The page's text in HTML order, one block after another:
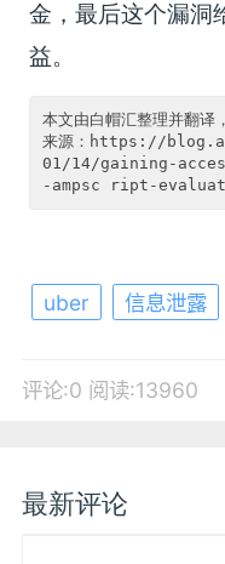
金，最后这个漏洞
益。
本文由白帽汇整理并翻译
来源：https://
01/14/gaining-
uber 信息泄露
评论:0 阅读:13960
最新评论